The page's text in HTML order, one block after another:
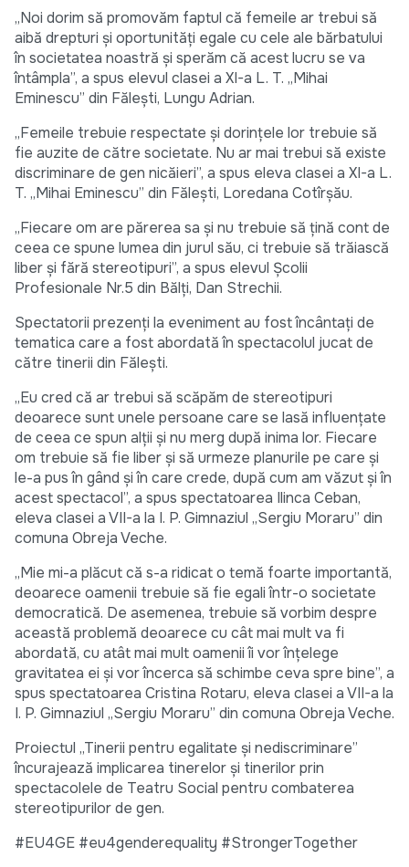
„Noi dorim să promovăm faptul că femeile ar trebui să
aibă drepturi și oportunități egale cu cele ale bărbatului
în societatea noastră și sperăm că acest lucru se va
întâmpla”, a spus elevul clasei a XI-a L. T. „Mihai
Eminescu” din Fălești, Lungu Adrian.
„Femeile trebuie respectate și dorințele lor trebuie să
fie auzite de către societate. Nu ar mai trebui să existe
discriminare de gen nicăieri”, a spus eleva clasei a XI-a L.
T. „Mihai Eminescu” din Fălești, Loredana Cotîrșău.
„Fiecare om are părerea sa și nu trebuie să țină cont de
ceea ce spune lumea din jurul său, ci trebuie să trăiască
liber și fără stereotipuri”, a spus elevul Școlii
Profesionale Nr.5 din Bălți, Dan Strechii.
Spectatorii prezenți la eveniment au fost încântați de
tematica care a fost abordată în spectacolul jucat de
către tinerii din Fălești.
„Eu cred că ar trebui să scăpăm de stereotipuri
deoarece sunt unele persoane care se lasă influențate
de ceea ce spun alții și nu merg după inima lor. Fiecare
om trebuie să fie liber și să urmeze planurile pe care și
le-a pus în gând și în care crede, după cum am văzut și în
acest spectacol”, a spus spectatoarea Ilinca Ceban,
eleva clasei a VII-a la I. P. Gimnaziul „Sergiu Moraru” din
comuna Obreja Veche.
„Mie mi-a plăcut că s-a ridicat o temă foarte importantă,
deoarece oamenii trebuie să fie egali într-o societate
democratică. De asemenea, trebuie să vorbim despre
această problemă deoarece cu cât mai mult va fi
abordată, cu atât mai mult oamenii îi vor înțelege
gravitatea ei și vor încerca să schimbe ceva spre bine”, a
spus spectatoarea Cristina Rotaru, eleva clasei a VII-a la
I. P. Gimnaziul „Sergiu Moraru” din comuna Obreja Veche.
Proiectul „Tinerii pentru egalitate și nediscriminare”
încurajează implicarea tinerelor și tinerilor prin
spectacolele de Teatru Social pentru combaterea
stereotipurilor de gen.
#EU4GE #eu4genderequality #StrongerTogether